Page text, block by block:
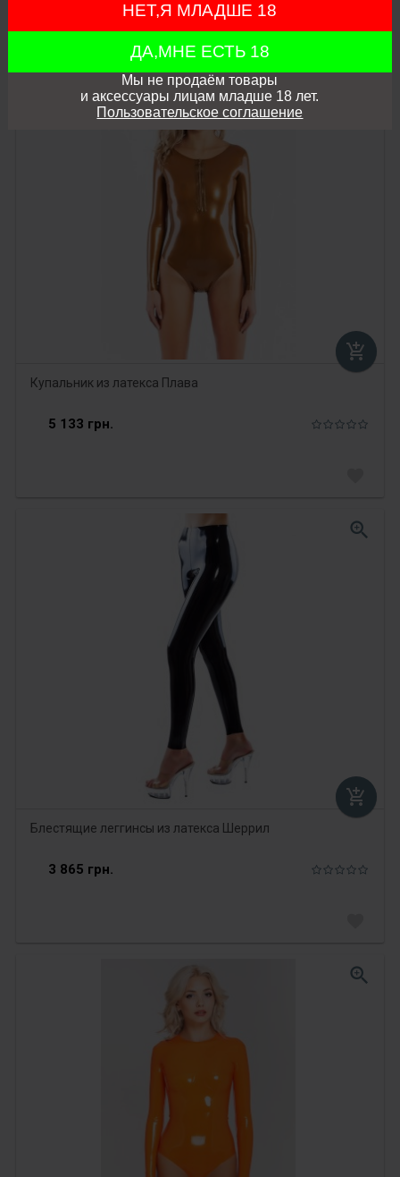
favorite
Купальник из латекса Плава
5 133 грн.
add_shopping_cart
Блестящие леггинсы из латекса Шеррил
3 865 грн.
add_shopping_cart
zoom_in
zoom_in
НЕТ,Я МЛАДШЕ 18
ДА,МНЕ ЕСТЬ 18
Мы не продаём товары
и аксессуары лицам младше 18 лет.
Пользовательское соглашение